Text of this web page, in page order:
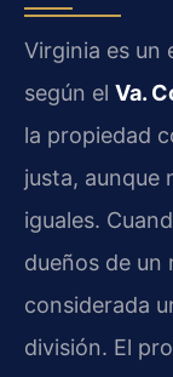
Virginia es un
según el Va.
la propiedad
justa, aunque
iguales.
dueños de un
considerada
división. El